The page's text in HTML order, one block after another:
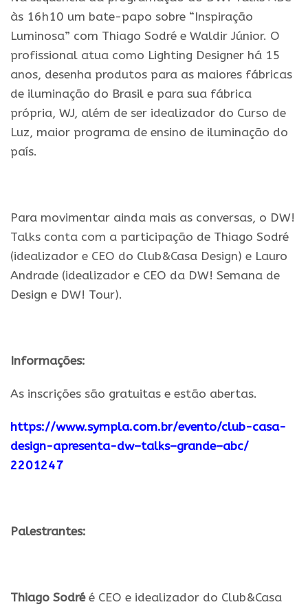
às 16h10 um bate-papo sobre “Inspiração
Luminosa” com Thiago Sodré e Waldir Júnior. O
profissional atua como Lighting Designer há 15
anos, desenha produtos para as maiores fábricas
de iluminação do Brasil e para sua fábrica
própria, WJ, além de ser idealizador do Curso de
Luz, maior programa de ensino de iluminação do
país.
Para movimentar ainda mais as conversas, o DW!
Talks conta com a participação de Thiago Sodré
(idealizador e CEO do Club&Casa Design) e Lauro
Andrade (idealizador e CEO da DW! Semana de
Design e DW! Tour).
Informações:
As inscrições são gratuitas e estão abertas.
https://www.sympla.com.br/evento/club-casa-
design-apresenta-dw–talks–grande–abc/
2201247
Palestrantes:
Thiago Sodréé CEO e idealizador do Club&Casa